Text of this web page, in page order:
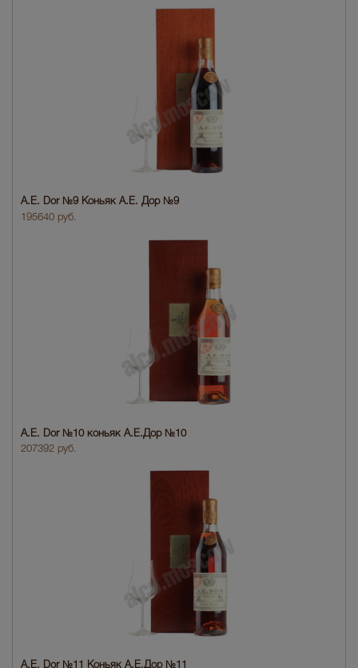
A.E. Dor №9 Коньяк А.Е. Дор №9
195640 руб.
A.E. Dor №10 коньяк А.Е.Дор №10
207392 руб.
A.E. Dor №11 Коньяк A.E.Дор №11